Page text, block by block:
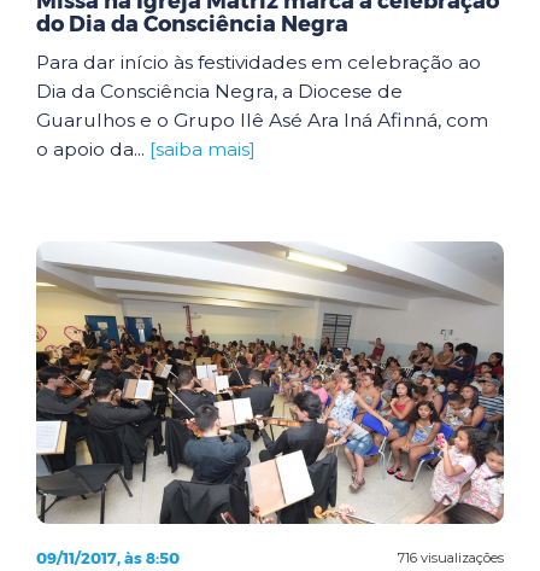
do Dia da Consciência Negra
Para dar início às festividades em celebração ao
Dia da Consciência Negra, a Diocese de
Guarulhos e o Grupo Ilê Asé Ara Iná Afinná, com
o apoio da... [saiba mais]
716 visualizações
09/11/2017, às 8:50